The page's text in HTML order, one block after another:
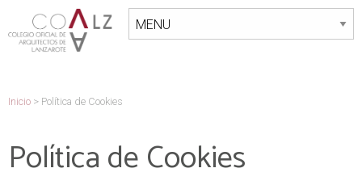
Inicio > Política de Cookies
Política de Cookies